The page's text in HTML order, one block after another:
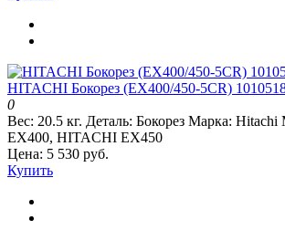
HITACHI Бокорез (EX400/450-5CR)
0
Вес: 20.5 кг. Деталь: Бокорез Марка: Hitachi
EX400, HITACHI EX450
Цена: 5 530 руб.
Купить